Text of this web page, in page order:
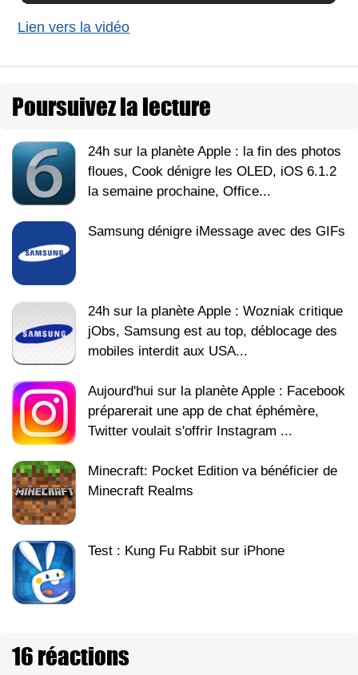
Lien vers la vidéo
Poursuivez la lecture
24h sur la planète Apple : la fin des photos
floues, Cook dénigre les OLED, iOS 6.1.2
la semaine prochaine, Office...
Samsung dénigre iMessage avec des GIFs
24h sur la planète Apple : Wozniak critique
jObs, Samsung est au top, déblocage des
mobiles interdit aux USA...
Aujourd'hui sur la planète Apple : Facebook
préparerait une app de chat éphémère,
Twitter voulait s'offrir Instagram ...
Minecraft: Pocket Edition va bénéficier de
Minecraft Realms
Test : Kung Fu Rabbit sur iPhone
16 réactions